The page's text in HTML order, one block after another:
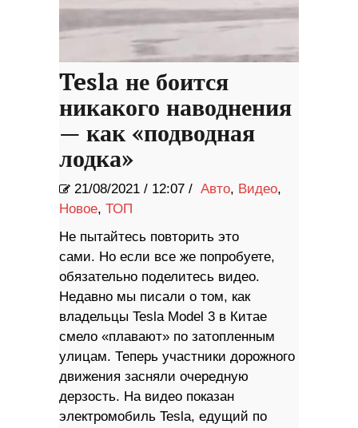
Tesla не боится
никакого наводнения
— как «подводная
лодка»
21/08/2021 / 12:07 / Авто, Видео,
Новое, ТОП
Не пытайтесь повторить это
сами. Но если все же попробуете,
обязательно поделитесь видео.
Недавно мы писали о том, как
владельцы Tesla Model 3 в Китае
смело «плавают» по затопленным
улицам. Теперь участники дорожного
движения засняли очередную
дерзость. На видео показан
электромобиль Tesla, едущий по